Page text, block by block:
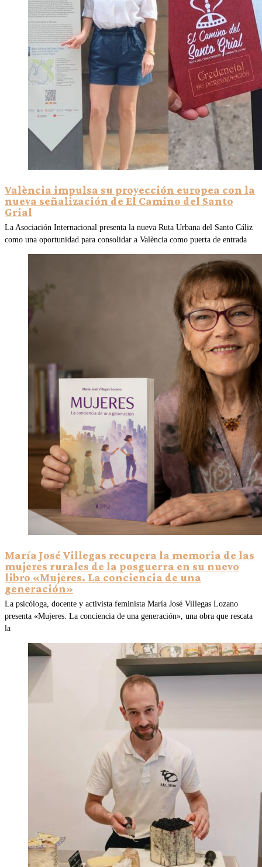
València impulsa su proyección europea con la
nueva señalización de El Camino del Santo
Grial
La Asociación Internacional presenta la nueva Ruta Urbana del Santo Cáliz
como una oportunidad para consolidar a València como puerta de entrada
María José Villegas recupera la memoria de las
mujeres rurales de la posguerra en su nuevo
libro «Mujeres. La conciencia de una
generación»
La psicóloga, docente y activista feminista María José Villegas Lozano
presenta «Mujeres. La conciencia de una generación», una obra que rescata
la